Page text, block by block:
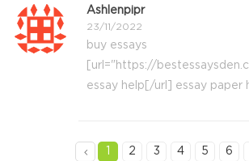
Ashlenpipr
23/11/2022
buy essays
[url="https://
essay help[/url] essay paper
2 3 4 5 6